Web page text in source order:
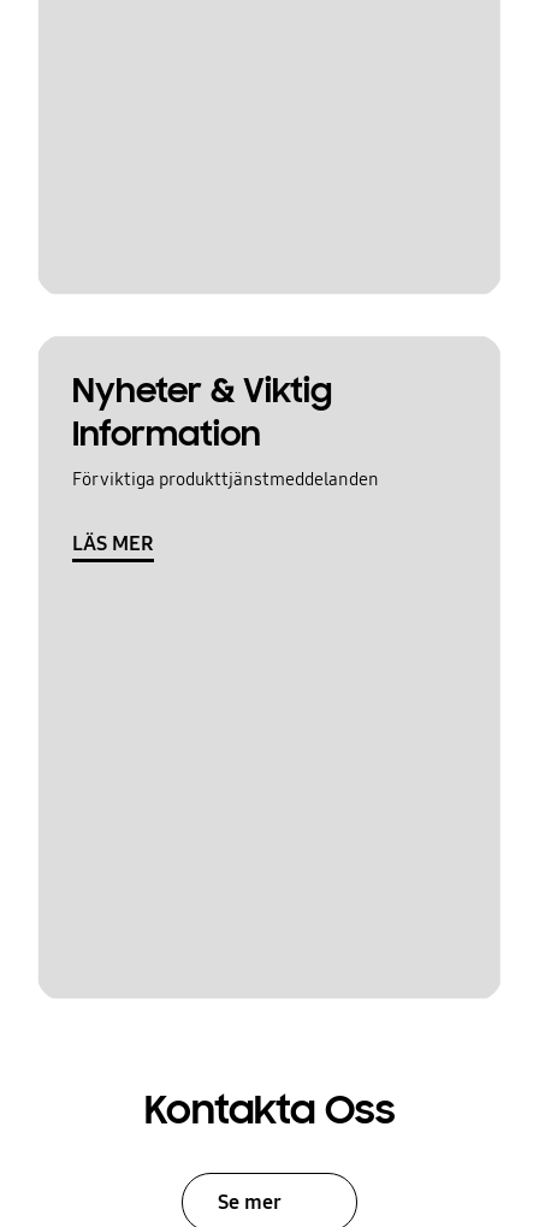
Nyheter & Viktig
Information
För viktiga produkttjänstmeddelanden
LÄS MER
Kontakta Oss
Se mer